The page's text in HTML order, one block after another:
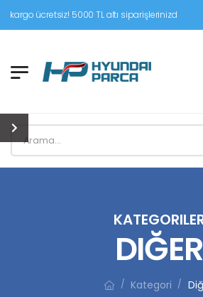
5000 TL altı siparişlerinizde siparişleriniz
DIĞER
/ Kategori /